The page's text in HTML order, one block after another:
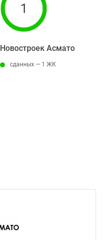
1
Новостроек Асмато
сданных — 1 ЖК